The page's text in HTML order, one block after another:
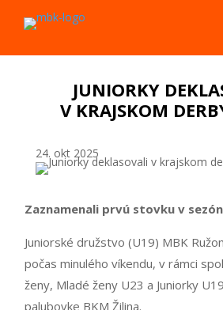
JUNIORKY
V KRAJSKOM
24. okt 2025
Zaznamenali prvú stovku v
Juniorské družstvo (U19) MBK
počas minulého víkendu, v rámci
ženy, Mladé ženy U23 a Juniorky
palubovke BKM Žilina.